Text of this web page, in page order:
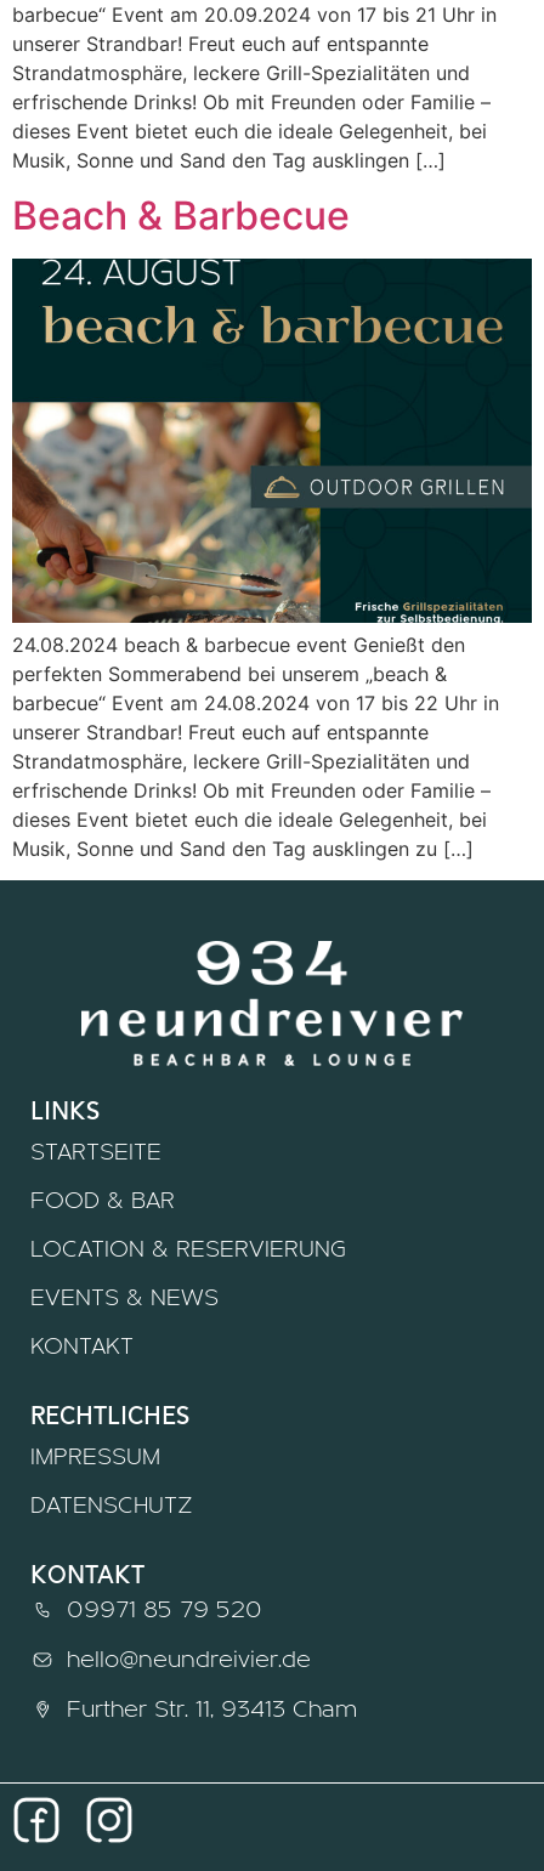
barbecue“ Event am 20.09.2024 von 17 bis 21 Uhr in
unserer Strandbar! Freut euch auf entspannte
Strandatmosphäre, leckere Grill-Spezialitäten und
erfrischende Drinks! Ob mit Freunden oder Familie –
dieses Event bietet euch die ideale Gelegenheit, bei
Musik, Sonne und Sand den Tag ausklingen […]
Beach & Barbecue
24.08.2024 beach & barbecue event Genießt den
perfekten Sommerabend bei unserem „beach &
barbecue“ Event am 24.08.2024 von 17 bis 22 Uhr in
unserer Strandbar! Freut euch auf entspannte
Strandatmosphäre, leckere Grill-Spezialitäten und
erfrischende Drinks! Ob mit Freunden oder Familie –
dieses Event bietet euch die ideale Gelegenheit, bei
Musik, Sonne und Sand den Tag ausklingen zu […]
links
STARTSEITE
FOOD & BAR
LOCATION & RESERVIERUNG
EVENTS & NEWS
KONTAKT
rechtliches
IMPRESSUM
DATENSCHUTZ
kontakt
09971 85 79 520
hello@neundreivier.de
Further Str. 11, 93413 Cham